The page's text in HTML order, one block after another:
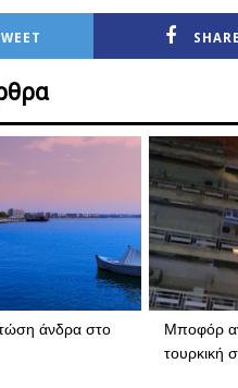
SHARE
άνδρα στο
Μποφόρ
τουρκική